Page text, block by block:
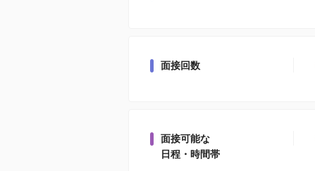
面接回数
面接可能な
日程・時間帯